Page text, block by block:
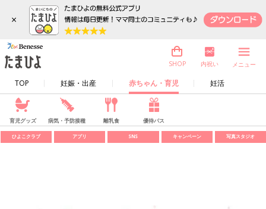
×
TOP 妊娠・出産 赤ちゃん・育児 妊活
SHOP 内祝い メニュー
育児グッズ 病気・予防接種 離乳食 優待パス
ひよこクラブ アプリ SNS キャンペーン 写真スタジオ